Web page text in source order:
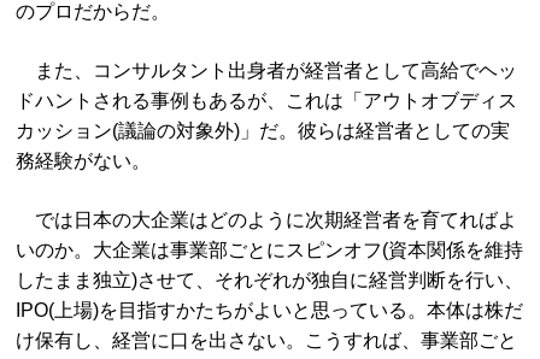
のプロだからだ。
また、コンサルタント出身者が経営者として高給でヘッ
ドハントされる事例もあるが、これは「アウトオブディス
カッション(議論の対象外)」だ。彼らは経営者としての実
務経験がない。
では日本の大企業はどのように次期経営者を育てればよ
いのか。大企業は事業部ごとにスピンオフ(資本関係を維持
したまま独立)させて、それぞれが独自に経営判断を行い、
IPO(上場)を目指すかたちがよいと思っている。本体は株だ
け保有し、経営に口を出さない。こうすれば、事業部ごと